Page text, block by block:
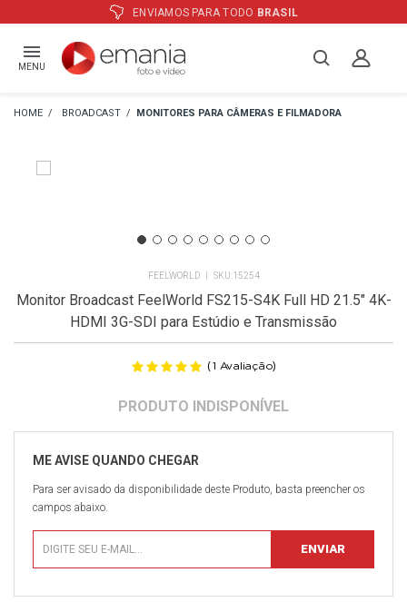
ATÉ12XE PREÇO ESPECIALNO BOLETO
MENU
BROADCAST MONITORES PARA CÂMERAS E FILMADORA
FEELWORLD 15254
Monitor Broadcast FeelWorld FS215-S4K Full HD 21.5" 4K-
HDMI 3G-SDI para Estúdio e Transmissão
(1 Avaliação)
Para ser avisado da disponibilidade deste Produto, basta preencher os
campos abaixo.